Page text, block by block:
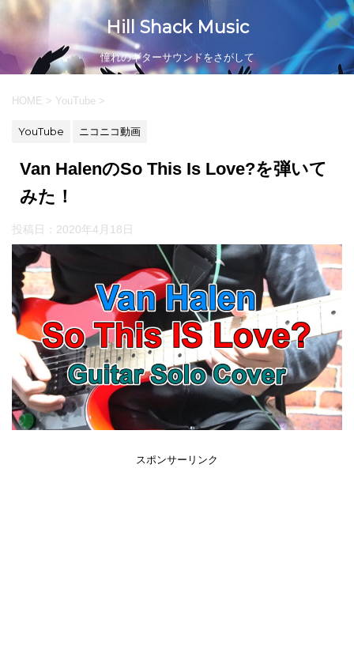
Hill Shack Music
憧れのギターサウンドをさがして
HOME > YouTube >
YouTube ニコニコ動画
Van HalenのSo This Is Love?を弾いて
みた！
投稿日： 2020年4月18日
スポンサーリンク